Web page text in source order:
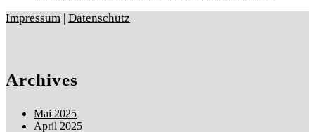
Impressum | Datenschutz
Archives
Mai 2025
April 2025